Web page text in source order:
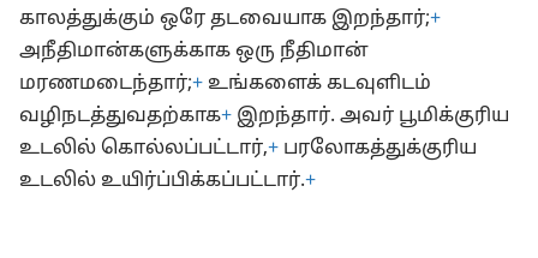
காலத்துக்கும் ஒரே தடவையாக இறந்தார்;+
அநீதிமான்களுக்காக ஒரு நீதிமான்
மரணமடைந்தார்;+ உங்களைக் கடவுளிடம்
வழிநடத்துவதற்காக+ இறந்தார். அவர் பூமிக்குரிய
உடலில் கொல்லப்பட்டார்,+ பரலோகத்துக்குரிய
உடலில் உயிர்ப்பிக்கப்பட்டார்.+